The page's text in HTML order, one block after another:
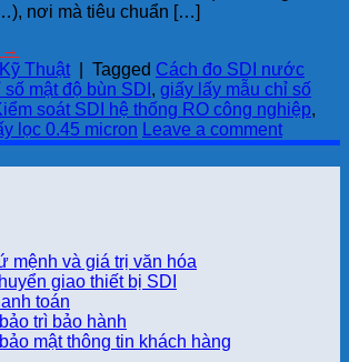
nơi mà tiêu chuẩn […]
→
Thuật Tagged Cách đo SDI nước
số mật độ bùn SDI , giấy lấy mẫu chỉ số
soát SDI hệ thống RO công nghiệp,
lọc 0.45 micron Leave a comment
mệnh và giá trị văn hóa
giao thiết bị SDI
toán
trì bảo hành
mật thông tin khách hàng